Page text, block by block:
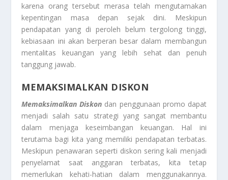
karena orang tersebut merasa telah mengutamakan
kepentingan masa depan sejak dini. Meskipun
pendapatan yang di peroleh belum tergolong tinggi,
kebiasaan ini akan berperan besar dalam membangun
mentalitas keuangan yang lebih sehat dan penuh
tanggung jawab.
MEMAKSIMALKAN DISKON
Memaksimalkan Diskon dan penggunaan promo dapat
menjadi salah satu strategi yang sangat membantu
dalam menjaga keseimbangan keuangan. Hal ini
terutama bagi kita yang memiliki pendapatan terbatas.
Meskipun penawaran seperti diskon sering kali menjadi
penyelamat saat anggaran terbatas, kita tetap
memerlukan kehati-hatian dalam menggunakannya.